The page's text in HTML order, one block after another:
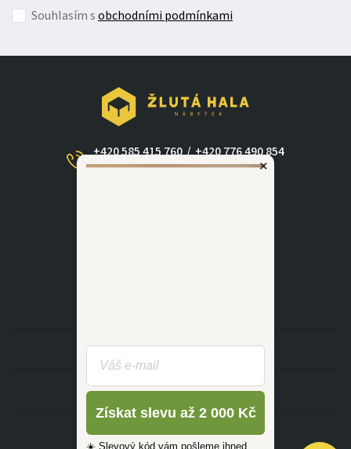
Souhlasím sobchodními podmínkami
+420 585 415 760
(Po - Ne 09:00-17:30)
/ +420 776 490 854
KATEGORIE
INFORMACE
×
Získat slevu až 2 000 Kč
☀️ Slevový kód vám pošleme ihned